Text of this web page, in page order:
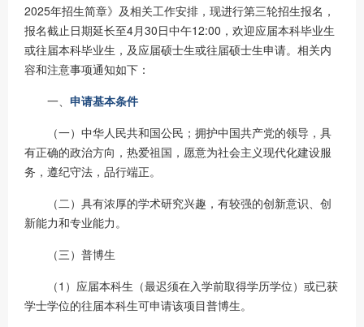
2025年招生简章》及相关工作安排，现进行第三轮招生报名，
报名截止日期延长至4月30日中午12:00，欢迎应届本科毕业生
或往届本科毕业生，及应届硕士生或往届硕士生申请。相关内
容和注意事项通知如下：
一、 申请基本条件
（一）中华人民共和国公民；拥护中国共产党的领导，具
有正确的政治方向，热爱祖国，愿意为社会主义现代化建设服
务，遵纪守法，品行端正。
（二）具有浓厚的学术研究兴趣，有较强的创新意识、创
新能力和专业能力。
（三）普博生
（1）应届本科生（最迟须在入学前取得学历学位）或已获
学士学位的往届本科生可申请该项目普博生。